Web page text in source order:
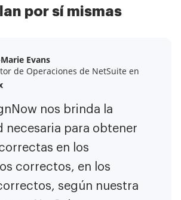
por sí mismas
Evans
de Operaciones de NetSuite en
nos brinda la
necesaria para obtener
en los
correctos, en los
según nuestra
Jo
de cliente Enterprise enYelp
ha hecho mi vida
sido fundamental
de firmar
cualquier lugar! Ahora
hacer las
Bond
de marketing digital en
ha aumentado el
negocio. Me he
tareas repetitivas.
crear formularios web
móviles. Ahora puedo